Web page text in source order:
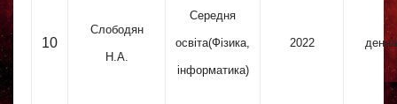
10
Слободян
Н.А.
Середня
освіта(Фізика,
інформатика)
2022 денна